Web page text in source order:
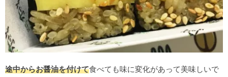
途中からお醤油を付けて食べても味に変化があって美味しいで